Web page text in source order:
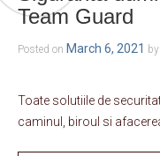
Team Guard
Posted on March 6, 2021 by
Toate solutiile de
caminul, biroul si